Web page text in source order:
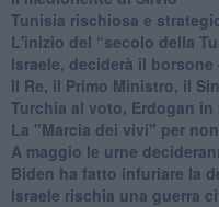
Tunisia rischiosa e
L'inizio del “secolo della
Israele, deciderà il borsone
Il Re, il Primo Ministro, il
Turchia al voto, Erdogan
La "Marcia dei vivi" per
A maggio le urne
Biden ha fatto infuriare la
Israele rischia una guerra